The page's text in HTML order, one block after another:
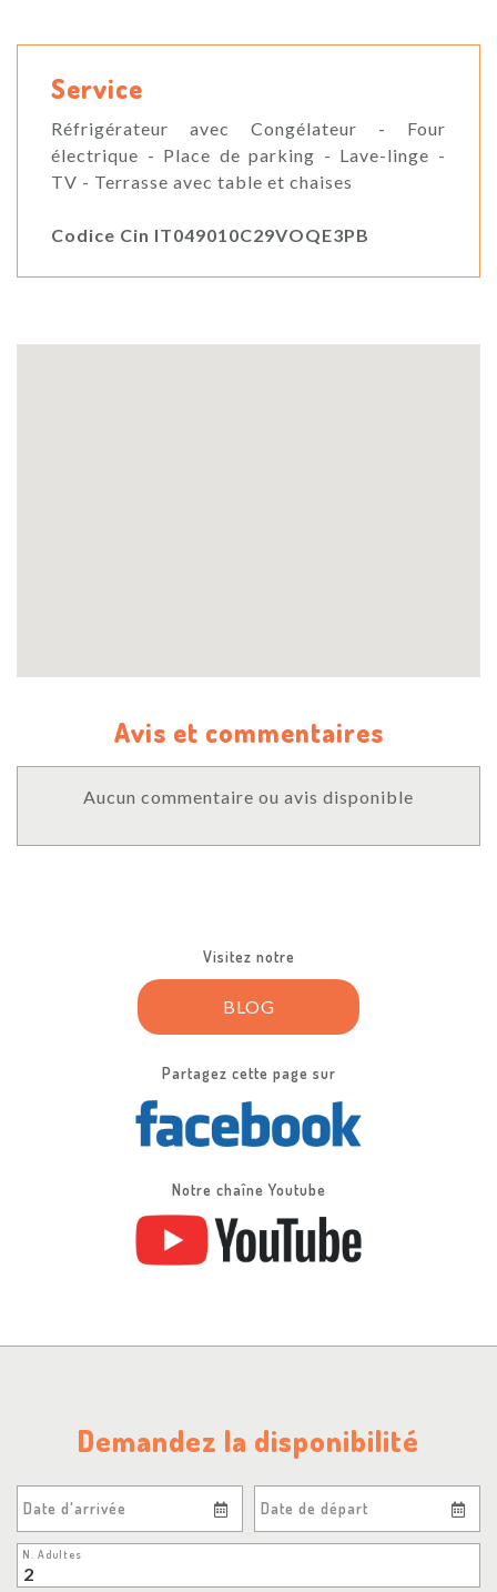
Service
Réfrigérateur avec Congélateur - Four
électrique - Place de parking - Lave-linge -
TV - Terrasse avec table et chaises
Codice Cin IT049010C29VOQE3PB
Avis et commentaires
Aucun commentaire ou avis disponible
Visitez notre
BLOG
Partagez cette page sur
Notre chaîne Youtube
Demandez la disponibilité
Date d'arrivée Date de départ
N. Adultes